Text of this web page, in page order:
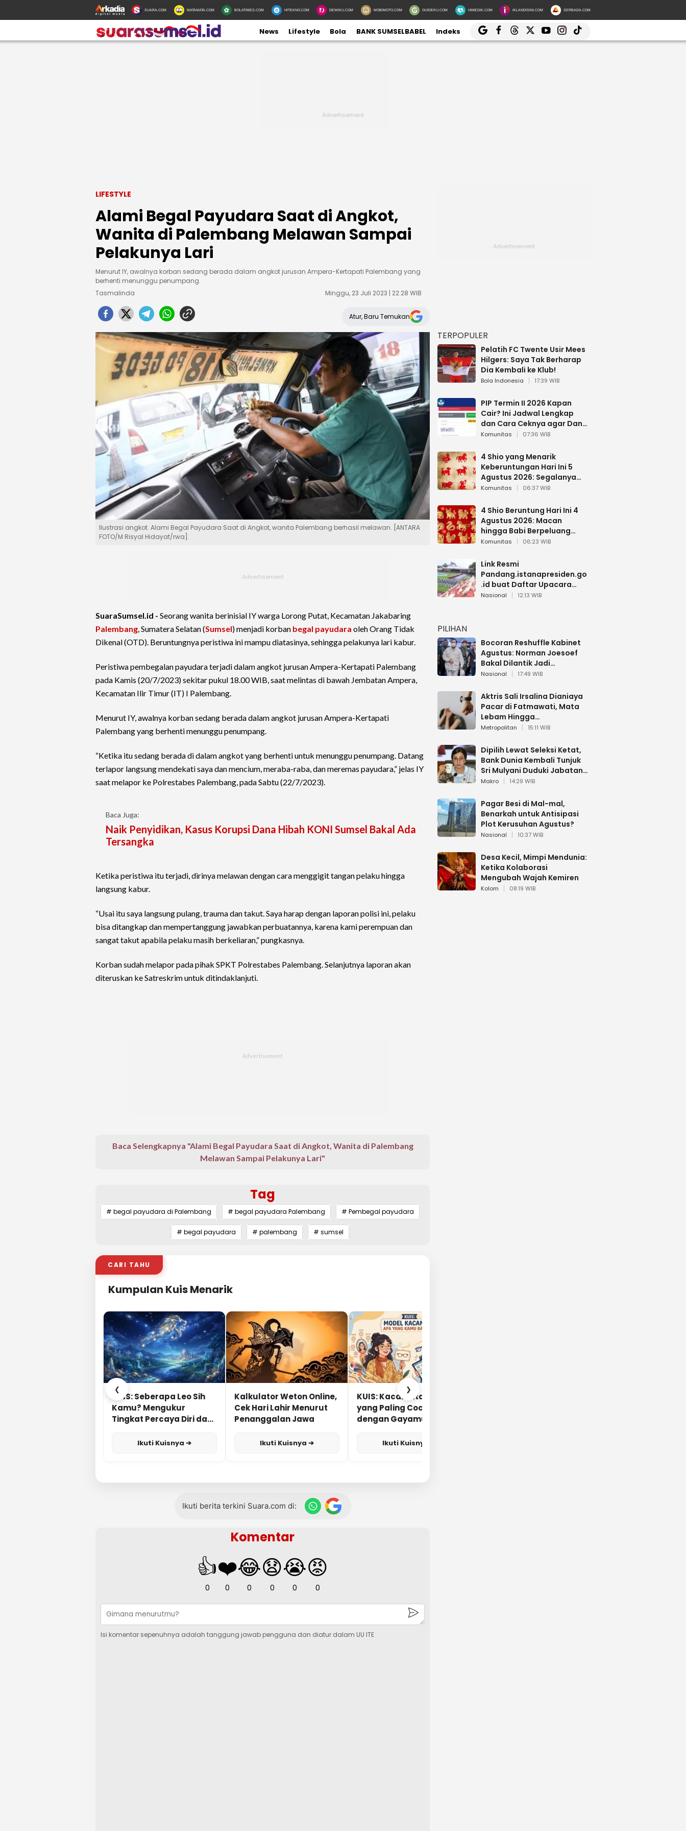
SUARA.COM MATAMATA.COM BOLATIMES.COM HITEKNO.COM DEWIKU.COM MOBIMOTO.COM GUIDEKU.COM HIMEDIK.COM IKLANDISINI.COM SERBADA.COM
News Lifestyle Bola BANK SUMSELBABEL Indeks
LIFESTYLE
Alami Begal Payudara Saat di Angkot,
Wanita di Palembang Melawan Sampai
Pelakunya Lari
Menurut IY, awalnya korban sedang berada dalam angkot jurusan Ampera-Kertapati Palembang yang
berhenti menunggu penumpang.
Tasmalinda
Minggu, 23 Juli 2023 | 22:28 WIB
Atur, Baru Temukan
Ilustrasi angkot. Alami Begal Payudara Saat di Angkot, wanita Palembang berhasil melawan. [ANTARA
FOTO/M Risyal Hidayat/rwa].
SuaraSumsel.id - Seorang wanita berinisial IY warga Lorong Putat, Kecamatan Jakabaring
Palembang, Sumatera Selatan (Sumsel) menjadi korban begal payudara oleh Orang Tidak
Dikenal (OTD). Beruntungnya peristiwa ini mampu diatasinya, sehingga pelakunya lari kabur.
Peristiwa pembegalan payudara terjadi dalam angkot jurusan Ampera-Kertapati Palembang
pada Kamis (20/7/2023) sekitar pukul 18.00 WIB, saat melintas di bawah Jembatan Ampera,
Kecamatan Ilir Timur (IT) I Palembang.
Menurut IY, awalnya korban sedang berada dalam angkot jurusan Ampera-Kertapati
Palembang yang berhenti menunggu penumpang.
“Ketika itu sedang berada di dalam angkot yang berhenti untuk menunggu penumpang. Datang
terlapor langsung mendekati saya dan mencium, meraba-raba, dan meremas payudara,” jelas IY
saat melapor ke Polrestabes Palembang, pada Sabtu (22/7/2023).
Baca Juga:
Naik Penyidikan, Kasus Korupsi Dana Hibah KONI Sumsel Bakal Ada
Tersangka
Ketika peristiwa itu terjadi, dirinya melawan dengan cara menggigit tangan pelaku hingga
langsung kabur.
“Usai itu saya langsung pulang, trauma dan takut. Saya harap dengan laporan polisi ini, pelaku
bisa ditangkap dan mempertanggung jawabkan perbuatannya, karena kami perempuan dan
sangat takut apabila pelaku masih berkeliaran,” pungkasnya.
Korban sudah melapor pada pihak SPKT Polrestabes Palembang. Selanjutnya laporan akan
diteruskan ke Satreskrim untuk ditindaklanjuti.
Baca Selengkapnya "Alami Begal Payudara Saat di Angkot, Wanita di Palembang
Melawan Sampai Pelakunya Lari"
Tag
# begal payudara di Palembang # begal payudara Palembang # Pembegal payudara
# begal payudara # palembang # sumsel
CARI TAHU
Kumpulan Kuis Menarik
❮
KUIS: Seberapa Leo Sih
Kamu? Mengukur
Tingkat Percaya Diri dan
Ikuti Kuisnya ➔
Kalkulator Weton Online,
Cek Hari Lahir Menurut
Penanggalan Jawa
Ikuti Kuisnya ➔
KUIS: Kacamata Apa
yang Paling Cocok
dengan Gayamu?
Ikuti Kuisnya ➔
❯
Ikuti berita terkini Suara.com di:
Komentar
👍
0
❤️
0
😂
0
😧
0
😭
0
😡
0
Isi komentar sepenuhnya adalah tanggung jawab pengguna dan diatur dalam UU ITE
TERPOPULER
Pelatih FC Twente Usir Mees
Hilgers: Saya Tak Berharap
Dia Kembali ke Klub!
Bola Indonesia 17:39 WIB
PIP Termin II 2026 Kapan
Cair? Ini Jadwal Lengkap
dan Cara Ceknya agar Dana
Tidak Hangus!
Komunitas 07:36 WIB
4 Shio yang Menarik
Keberuntungan Hari Ini 5
Agustus 2026: Segalanya
Berjalan Lancar
Komunitas 06:37 WIB
4 Shio Beruntung Hari Ini 4
Agustus 2026: Macan
hingga Babi Berpeluang
Dapat Kabar Baik
Komunitas 06:23 WIB
Link Resmi
Pandang.istanapresiden.go
.id buat Daftar Upacara
Bendera HUT RI di Istana
Nasional 12:13 WIB
PILIHAN
Bocoran Reshuffle Kabinet
Agustus: Norman Joesoef
Bakal Dilantik Jadi
Wamenhan RI
Nasional 17:49 WIB
Aktris Sali Irsalina Dianiaya
Pacar di Fatmawati, Mata
Lebam Hingga
Diselamatkan Polantas
Metropolitan 15:11 WIB
Dipilih Lewat Seleksi Ketat,
Bank Dunia Kembali Tunjuk
Sri Mulyani Duduki Jabatan
Strategis
Makro 14:29 WIB
Pagar Besi di Mal-mal,
Benarkah untuk Antisipasi
Plot Kerusuhan Agustus?
Nasional 10:37 WIB
Desa Kecil, Mimpi Mendunia:
Ketika Kolaborasi
Mengubah Wajah Kemiren
Kolom 08:19 WIB